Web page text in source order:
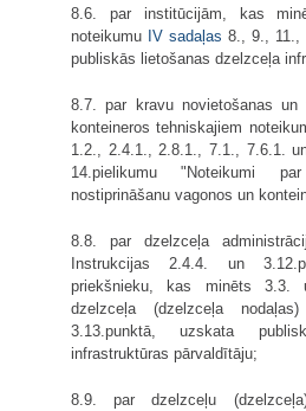
8.6. par institūcijām, kas
noteikumu IV sadaļas 8., 9., 11.,
publiskās lietošanas dzelzceļa
8.7. par kravu novietošanas un
konteineros tehniskajiem
1.2., 2.4.1., 2.8.1., 7.1., 7.6.1.
14.pielikumu "Noteikumi
nostiprināšanu vagonos un
8.8. par dzelzceļa
Instrukcijas 2.4.4. un
priekšnieku, kas minēts
dzelzceļa (dzelzceļa
3.13.punktā, uzskata
infrastruktūras pārvaldītāju;
8.9. par dzelzceļu